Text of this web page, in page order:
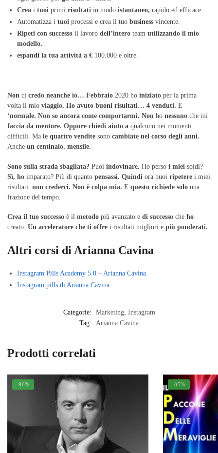
Crea i tuoi primi risultati in modo istantaneo, rapido ed efficace.
Automatizza i tuoi processi e crea il tuo business vincente.
Ripeti con successo il lavoro dell’intero team utilizzando il mio
modello.
espandi la tua attività a € 100.000 e oltre.
Non ci credo neanche io… Febbraio 2020 ho iniziato per la prima
volta il mio viaggio. Ho avuto buoni risultati… 4 venduti. E
‘normale. Non so ancora come comportarmi. Non ho nessuno che mi
faccia da mentore. Oppure chiedi aiuto a qualcuno nei momenti
difficili. Ma le quattro vendite sono cambiate nel corso degli anni.
Anche un centinaio. mensile.
Sono sulla strada sbagliata? Puoi indovinare. Ho perso i miei soldi?
Sì, ho imparato? Più di quanto pensassi. Quindi ora puoi ripetere i miei
risultati. non crederci. Non è colpa mia. E questo richiede solo una
frazione del tempo.
Crea il tuo successo è il metodo più avanzato e di successo che ho
creato. Un acceleratore che ti offre i risultati migliori e più ponderati.
Altri corsi di Arianna Cavina
Instagram Pills Academy 5.0 – Arianna Cavina
Instagram pills di Arianna Cavina
Categorie: Marketing, Instagram
Tag:
Arianna Cavina
Prodotti correlati
-96% -85%